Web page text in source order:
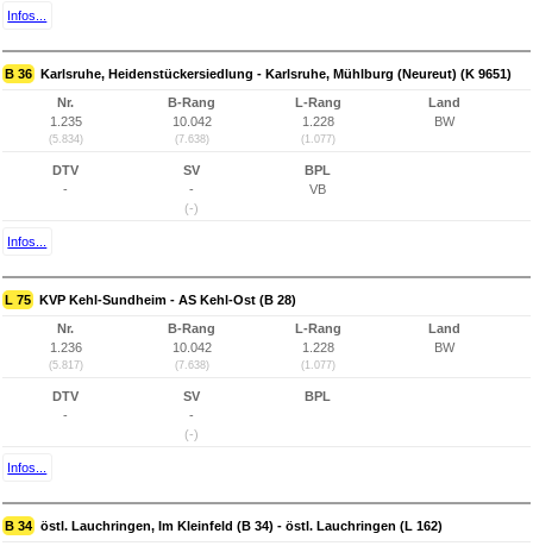
Infos...
B 36 Karlsruhe, Heidenstückersiedlung - Karlsruhe, Mühlburg (Neureut) (K 9651)
Nr.
1.235
(5.834)
B-Rang
10.042
(7.638)
L-Rang
1.228
(1.077)
Land
BW
DTV
-
SV
-
(-)
BPL
VB
Infos...
L 75 KVP Kehl-Sundheim - AS Kehl-Ost (B 28)
Nr.
1.236
(5.817)
B-Rang
10.042
(7.638)
L-Rang
1.228
(1.077)
Land
BW
DTV
-
SV
-
(-)
BPL
Infos...
B 34 östl. Lauchringen, Im Kleinfeld (B 34) - östl. Lauchringen (L 162)